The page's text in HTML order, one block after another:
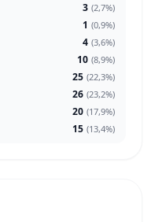
3 (2,7%)
1 (0,9%)
4 (3,6%)
10 (8,9%)
25 (22,3%)
26 (23,2%)
20 (17,9%)
15 (13,4%)